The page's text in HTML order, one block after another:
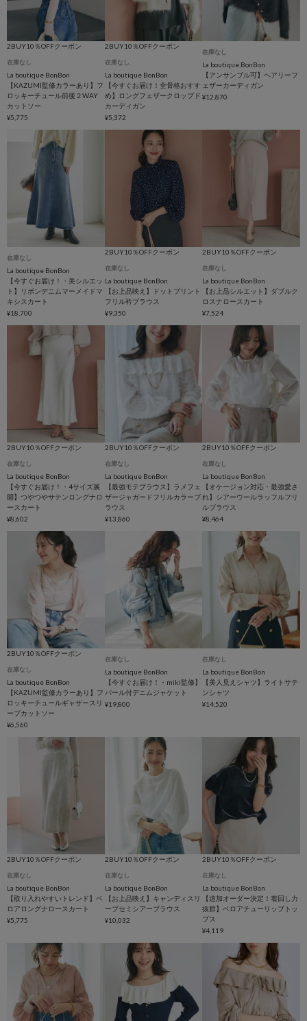
2BUY10％OFFクーポン
在庫なし
La boutique BonBon
【KAZUMI監修カラーあり】フ
ロッキーチュール前後２WAY
カットソー
¥5,775
2BUY10％OFFクーポン
在庫なし
La boutique BonBon
【今すぐお届け！全骨格おすす
め】ロングフェザークロップド
カーディガン
¥5,372
在庫なし
La boutique BonBon
【アンサンブル可】ヘアリーフ
ェザーカーディガン
¥12,870
在庫なし
La boutique BonBon
【今すぐお届け！・美シルエッ
ト】リボンデニムマーメイドマ
キシスカート
¥18,700
2BUY10％OFFクーポン
在庫なし
La boutique BonBon
【お上品映え】ドットプリント
フリル衿ブラウス
¥9,350
2BUY10％OFFクーポン
在庫なし
La boutique BonBon
【お上品シルエット】ダブルク
ロスナロースカート
¥7,524
2BUY10％OFFクーポン
在庫なし
La boutique BonBon
【今すぐお届け！・4サイズ展
開】つやつやサテンロングナロ
ースカート
¥8,602
2BUY10％OFFクーポン
在庫なし
La boutique BonBon
【最強モテブラウス】ラメフェ
ザージャガードフリルカラーブ
ラウス
¥13,860
2BUY10％OFFクーポン
在庫なし
La boutique BonBon
【オケージョン対応・最強愛さ
れ】シアーウールラッフルフリ
ルブラウス
¥8,464
2BUY10％OFFクーポン
在庫なし
La boutique BonBon
【KAZUMI監修カラーあり】フ
ロッキーチュールギャザースリ
ーブカットソー
¥6,560
在庫なし
La boutique BonBon
【今すぐお届け！・miki監修】
パール付デニムジャケット
¥19,800
在庫なし
La boutique BonBon
【美人見えシャツ】ライトサテ
ンシャツ
¥14,520
2BUY10％OFFクーポン
在庫なし
La boutique BonBon
【取り入れやすいトレンド】ベ
ロアロングナロースカート
¥5,775
2BUY10％OFFクーポン
在庫なし
La boutique BonBon
【お上品映え】キャンディスリ
ーブセミシアーブラウス
¥10,032
2BUY10％OFFクーポン
在庫なし
La boutique BonBon
【追加オーダー決定！着回し力
抜群】ベロアチューリップトッ
プス
¥4,119